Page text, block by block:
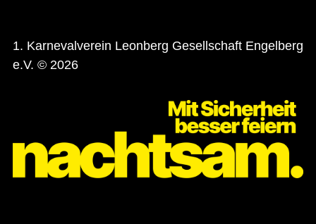
1. Karnevalverein Leonberg Gesellschaft Engelberg
e.V. © 2026